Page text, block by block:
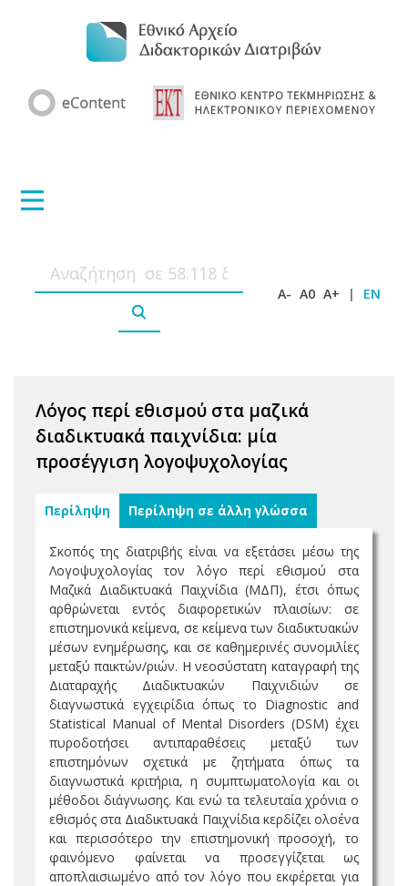
A- A0 A+ | EN
Λόγος περί εθισμού στα μαζικά
διαδικτυακά παιχνίδια: μία
προσέγγιση λογοψυχολογίας
Περίληψη Περίληψη σε άλλη γλώσσα
Σκοπός της διατριβής είναι να εξετάσει μέσω της
Λογοψυχολογίας τον λόγο περί εθισμού στα
Μαζικά Διαδικτυακά Παιχνίδια (ΜΔΠ), έτσι όπως
αρθρώνεται εντός διαφορετικών πλαισίων: σε
επιστημονικά κείμενα, σε κείμενα των διαδικτυακών
μέσων ενημέρωσης, και σε καθημερινές συνομιλίες
μεταξύ παικτών/ριών. Η νεοσύστατη καταγραφή της
Διαταραχής Διαδικτυακών Παιχνιδιών σε
διαγνωστικά εγχειρίδια όπως το Diagnostic and
Statistical Manual of Mental Disorders (DSM) έχει
πυροδοτήσει αντιπαραθέσεις μεταξύ των
επιστημόνων σχετικά με ζητήματα όπως τα
διαγνωστικά κριτήρια, η συμπτωματολογία και οι
μέθοδοι διάγνωσης. Και ενώ τα τελευταία χρόνια ο
εθισμός στα Διαδικτυακά Παιχνίδια κερδίζει ολοένα
και περισσότερο την επιστημονική προσοχή, το
φαινόμενο φαίνεται να προσεγγίζεται ως
αποπλαισιωμένο από τον λόγο που εκφέρεται για